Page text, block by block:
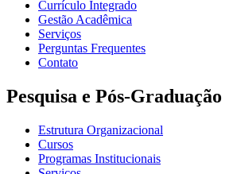
Currículo Integrado
Gestão Acadêmica
Serviços
Perguntas Frequentes
Contato
Pesquisa e Pós-Graduação
Estrutura Organizacional
Cursos
Programas Institucionais